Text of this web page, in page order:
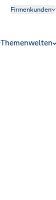
Firmenkunden
Themenwelten